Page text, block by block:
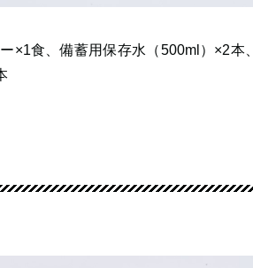
×1食、備蓄用保存水（500ml）×2本、